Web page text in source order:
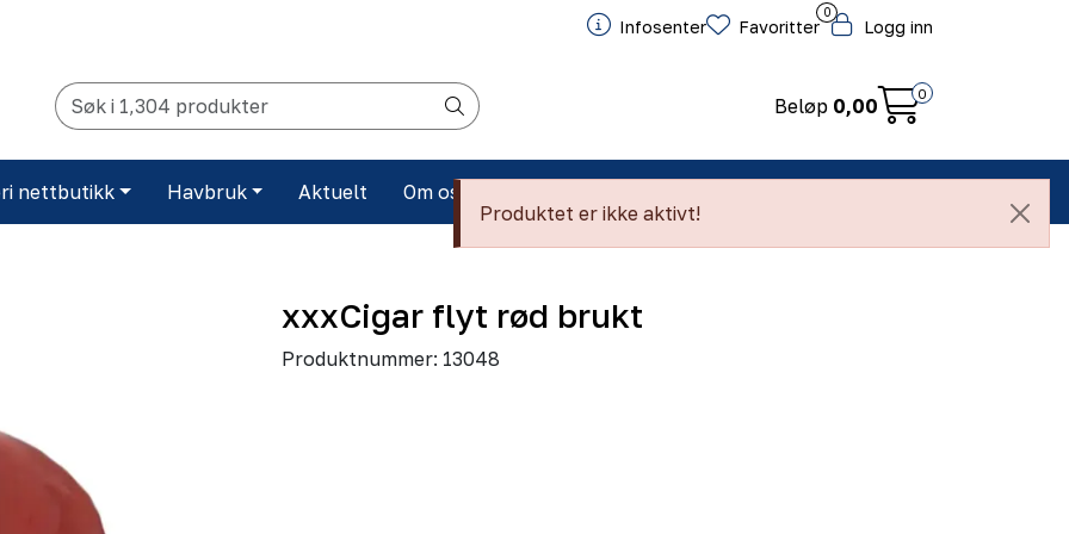
Infosenter
0
Favoritter Logg inn
Beløp 0,00
0
nettbutikk Havbruk Aktuelt Om oss
Produktet er ikke aktivt!
xxxCigar flyt rød brukt
Produktnummer: 13048